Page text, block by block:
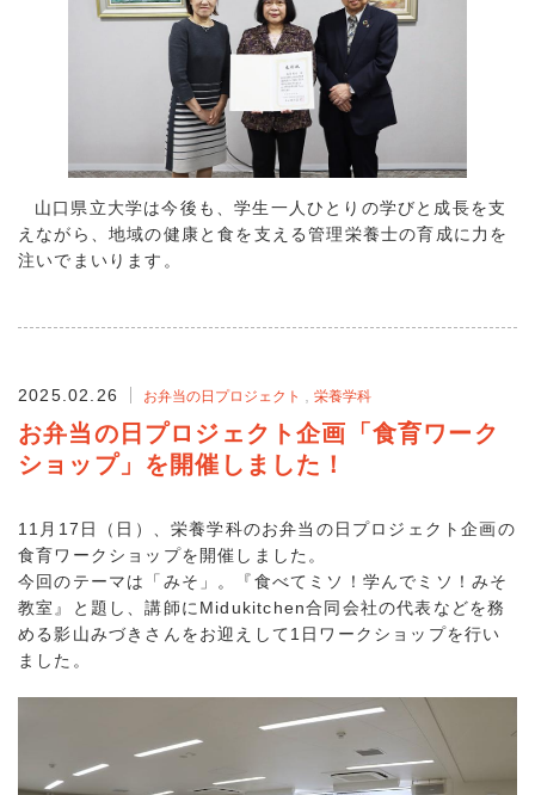
山口県立大学は今後も、学生一人ひとりの学びと成長を支
えながら、地域の健康と食を支える管理栄養士の育成に力を
注いでまいります。
2025.02.26 お弁当の日プロジェクト 栄養学科
お弁当の日プロジェクト企画「食育ワーク
ショップ」を開催しました！
11月17日（日）、栄養学科のお弁当の日プロジェクト企画の
食育ワークショップを開催しました。
今回のテーマは「みそ」。『食べてミソ！学んでミソ！みそ
教室』と題し、講師にMidukitchen合同会社の代表などを務
める影山みづきさんをお迎えして1日ワークショップを行い
ました。